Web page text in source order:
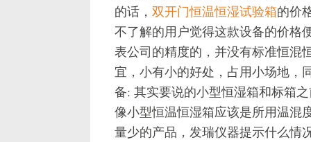
的话， 双开门恒温恒湿试验箱的价
不了解的用户觉得这款设备的价格
表公司的精度的，并没有标准恒混
宜，小有小的好处，占用小场地，
备: 其实要说的小型恒湿箱和标箱
像小型恒温恒湿箱应该是所用温混
量少的产品，发瑞仪器提示什么情